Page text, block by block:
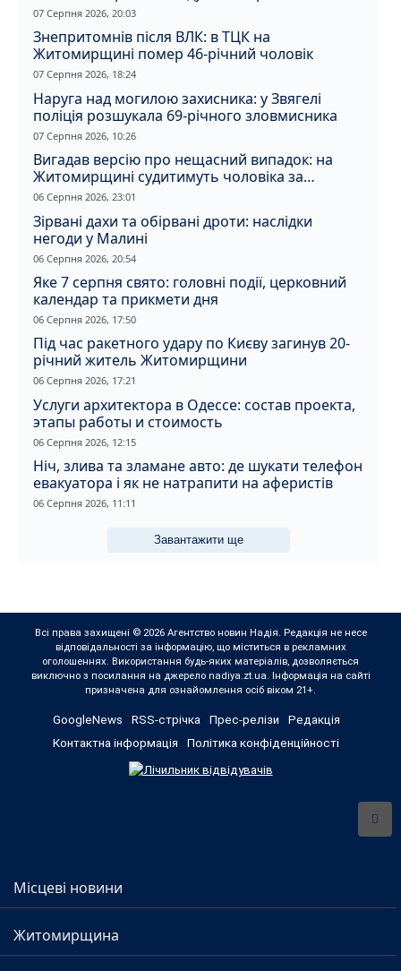
07 Серпня 2026, 20:03
Знепритомнів після ВЛК: в ТЦК на
Житомирщині помер 46-річний чоловік
07 Серпня 2026, 18:24
Наруга над могилою захисника: у Звягелі
поліція розшукала 69-річного зловмисника
07 Серпня 2026, 10:26
Вигадав версію про нещасний випадок: на
Житомирщині судитимуть чоловіка за
вбивство співмешканки
06 Серпня 2026, 23:01
Зірвані дахи та обірвані дроти: наслідки
негоди у Малині
06 Серпня 2026, 20:54
Яке 7 серпня свято: головні події, церковний
календар та прикмети дня
06 Серпня 2026, 17:50
Під час ракетного удару по Києву загинув 20-
річний житель Житомирщини
06 Серпня 2026, 17:21
Услуги архитектора в Одессе: состав проекта,
этапы работы и стоимость
06 Серпня 2026, 12:15
Ніч, злива та зламане авто: де шукати телефон
евакуатора і як не натрапити на аферистів
06 Серпня 2026, 11:11
Завантажити ще
Всі права захищені © 2026 Агентство новин Надія. Редакція не несе
відповідальності за інформацію, що міститься в рекламних
оголошеннях. Використання будь-яких матеріалів, дозволяється
виключно з посилання на джерело nadiya.zt.ua. Інформація на сайті
призначена для ознайомлення осіб віком 21+.
GoogleNews RSS-стрічка Прес-релізи
Редакція
Контактна інформація
Політика конфіденційності
Місцеві новини
Житомирщина